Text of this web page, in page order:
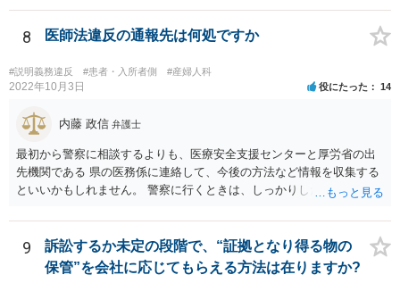
検討なさっているのであれば、修正手術を受けるまえに弁護士に相談
して対応を決めることを強くお勧めいたします。
8 医師法違反の通報先は何処ですか
#説明義務違反 #患者・入所者側 #産婦人科
2022年10月3日 役にたった 14
内藤 政信 弁護士
最初から警察に相談するよりも、医療安全支援センターと厚労省の出
先機関である 県の医務係に連絡して、今後の方法など情報を収集する
といいかもしれません。 警察に行くときは、しっかりした被害届ある
9
訴訟するか未定の段階で、“証拠となり得る物の
保管”を会社に応じてもらえる方法は在りますか?